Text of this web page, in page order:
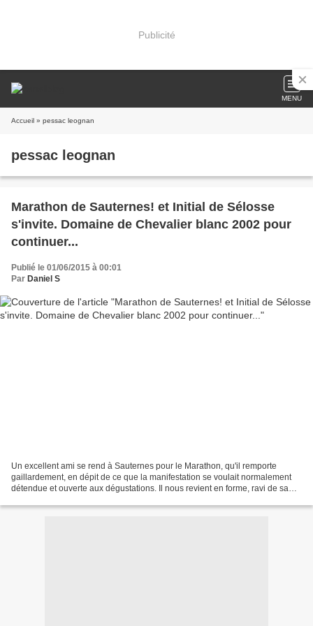
Publicité
MENU
Accueil » pessac leognan
pessac leognan
Marathon de Sauternes! et Initial de Sélosse
s'invite. Domaine de Chevalier blanc 2002 pour
continuer...
Publié le 01/06/2015 à 00:01
Par Daniel S
Un excellent ami se rend à Sauternes pour le Marathon, qu'il remporte
gaillardement, en dépit de ce que la manifestation se voulait normalement
détendue et ouverte aux dégustations. Il nous revient en forme, ravi de sa